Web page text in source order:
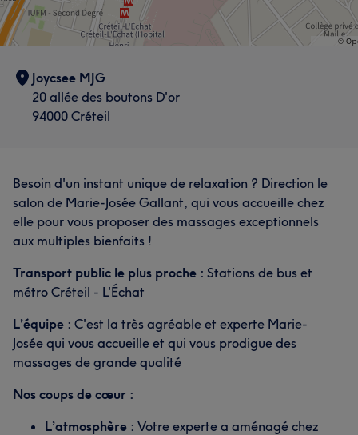
Joycsee MJG
20 allée des boutons D'or
94000 Créteil
Besoin d'un instant unique de relaxation ? Direction le
salon de Marie-Josée Gallant, qui vous accueille chez
elle pour vous proposer des massages exceptionnels
aux multiples bienfaits !
Transport public le plus proche : Stations de bus et
métro Créteil - L'Échat
L’équipe : C'est la très agréable et experte Marie-
Josée qui vous accueille et qui vous prodigue des
massages de grande qualité
Nos coups de cœur :
L’atmosphère : Votre experte a aménagé chez